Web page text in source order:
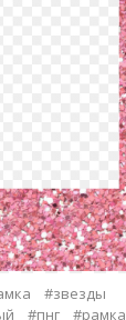
#звезды
#пнг
#рамка